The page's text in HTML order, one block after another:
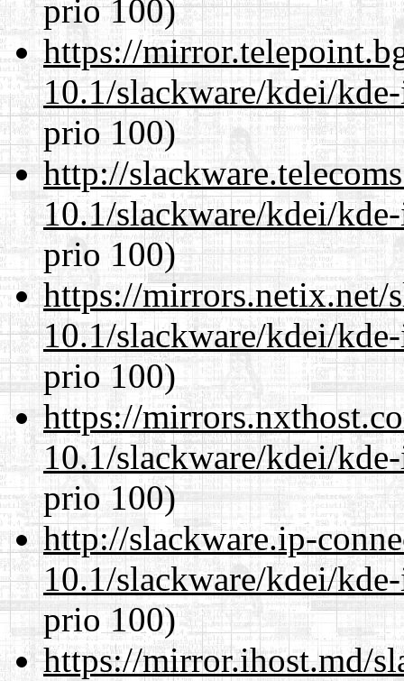
prio 100)
https://
10.1/slackware/kdei/
prio 100)
http://
10.1/slackware/kdei/
prio 100)
https://mirrors.netix.net/
10.1/slackware/kdei/
prio 100)
https://
10.1/slackware/kdei/
prio 100)
http://slackware.ip-
10.1/slackware/kdei/
prio 100)
https://mirror.ihost.md/